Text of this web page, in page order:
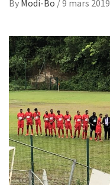
By Modi-Bo /9 mars 2019